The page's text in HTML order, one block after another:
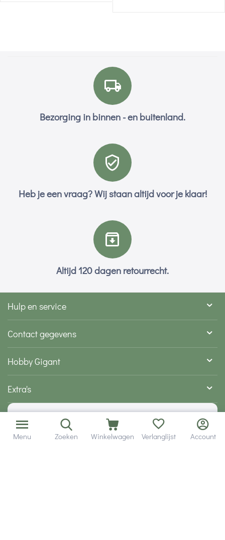
Bezorging in binnen - en buitenland.
Heb je een vraag? Wij staan altijd voor je klaar!
Altijd 120 dagen retourrecht.
Hulp en service
Contact gegevens
Hobby Gigant
Extra's
Wij zijn bereikbaar via
Menu Zoeken Winkelwagen Verlanglijst Account